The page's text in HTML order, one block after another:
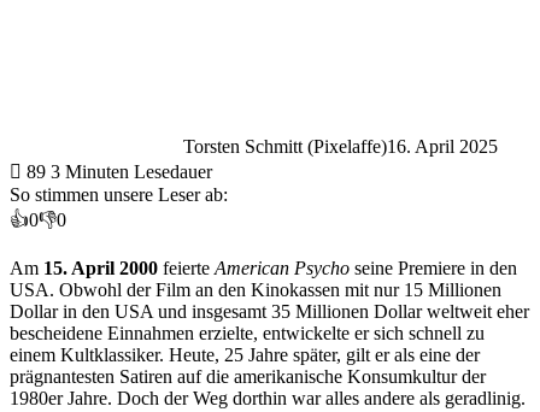
Torsten Schmitt (Pixelaffe)16. April 2025
89 3 Minuten Lesedauer
So stimmen unsere Leser ab:
👍0👎0
Am 15. April 2000 feierte American Psycho seine Premiere in den
USA. Obwohl der Film an den Kinokassen mit nur 15 Millionen
Dollar in den USA und insgesamt 35 Millionen Dollar weltweit eher
bescheidene Einnahmen erzielte, entwickelte er sich schnell zu
einem Kultklassiker. Heute, 25 Jahre später, gilt er als eine der
prägnantesten Satiren auf die amerikanische Konsumkultur der
1980er Jahre. Doch der Weg dorthin war alles andere als geradlinig.